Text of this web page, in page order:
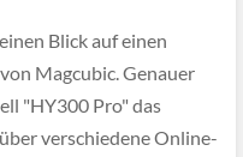
Blick auf einen
Magcubic. Genauer
"HY300 Pro" das
verschiedene Online-